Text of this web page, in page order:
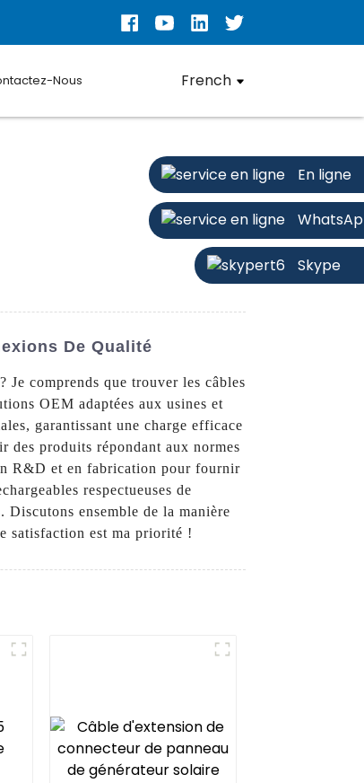
Nous French
En ligne
Skype
De Qualité
Je comprends que trouver les câbles
OEM adaptées aux usines et
garantissant une charge efficace
des produits répondant aux normes
R&D et en fabrication pour fournir
respectueuses de
ensemble de la manière
satisfaction est ma priorité !